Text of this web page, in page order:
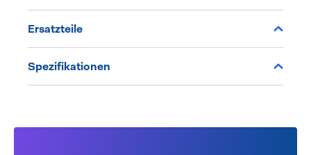
Ersatzteile
Spezifikationen